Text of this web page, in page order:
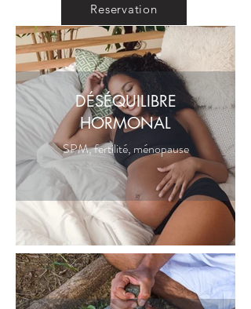
environnement, nos habitudes et notre
monde intérieur, et j’ai à cœur d’offrir à
mes clients les outils nécessaires pour
créer de l’harmonie dans ces
domaines.
___________________________________
_____
Mes Formations et Compétences
Mon approche est solidement ancrée
dans une combinaison de savoirs
anciens et de connaissances
modernes. Au fil des années, j’ai
construit une base solide en guérison
holistique :
•Études chamaniques (2010)
•Maîtrise en éthique publique, avec
Reservation
DÉSÉQUILIBRE
HORMONAL
SPM, fertilité, ménopause